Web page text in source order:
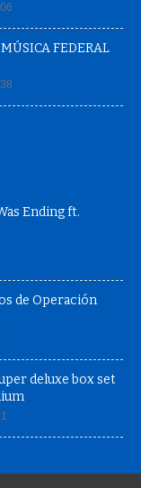
FEDERAL
Ending ft.
de Operación
deluxe box set